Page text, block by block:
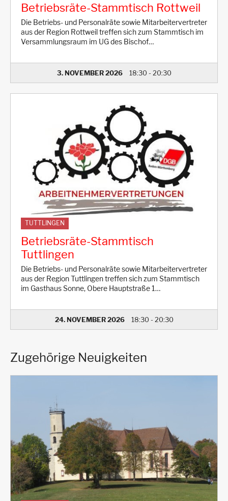
Betriebsräte-Stammtisch Rottweil
Die Betriebs- und Personalräte sowie Mitarbeitervertreter
aus der Region Rottweil treffen sich zum Stammtisch im
Versammlungsraum im UG des Bischof…
3. NOVEMBER 2026 18:30 - 20:30
TUTTLINGEN
Betriebsräte-Stammtisch
Tuttlingen
Die Betriebs- und Personalräte sowie Mitarbeitervertreter
aus der Region Tuttlingen treffen sich zum Stammtisch
im Gasthaus Sonne, Obere Hauptstraße 1…
24. NOVEMBER 2026 18:30 - 20:30
Zugehörige Neuigkeiten